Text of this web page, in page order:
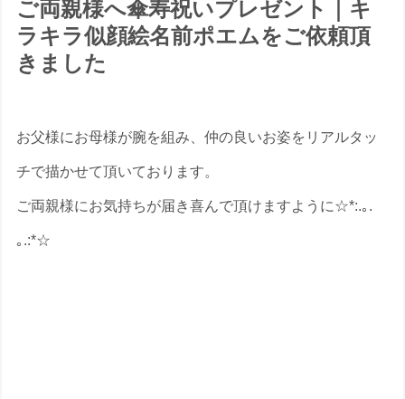
ご両親様へ傘寿祝いプレゼント｜キ
ラキラ似顔絵名前ポエムをご依頼頂
きました
お父様にお母様が腕を組み、仲の良いお姿をリアルタッ
チで描かせて頂いております。
ご両親様にお気持ちが届き喜んで頂けますように☆*:.｡.
｡.:*☆